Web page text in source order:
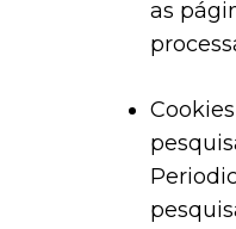
as